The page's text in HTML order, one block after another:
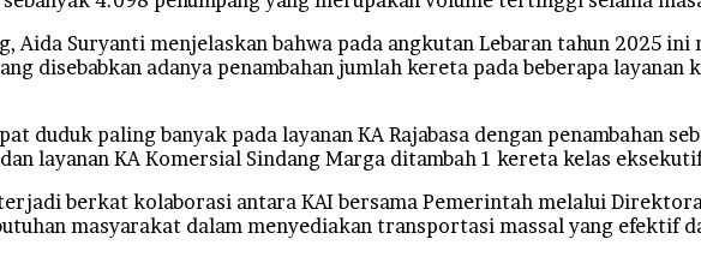
Aida Suryanti menjelaskan bahwa pada angkutan Lebaran tahun 2025
disebabkan adanya penambahan jumlah kereta pada beberapa
duduk paling banyak pada layanan KA Rajabasa dengan penambahan
layanan KA Komersial Sindang Marga ditambah 1 kereta kelas
berkat kolaborasi antara KAI bersama Pemerintah melalui
masyarakat dalam menyediakan transportasi massal yang efektif